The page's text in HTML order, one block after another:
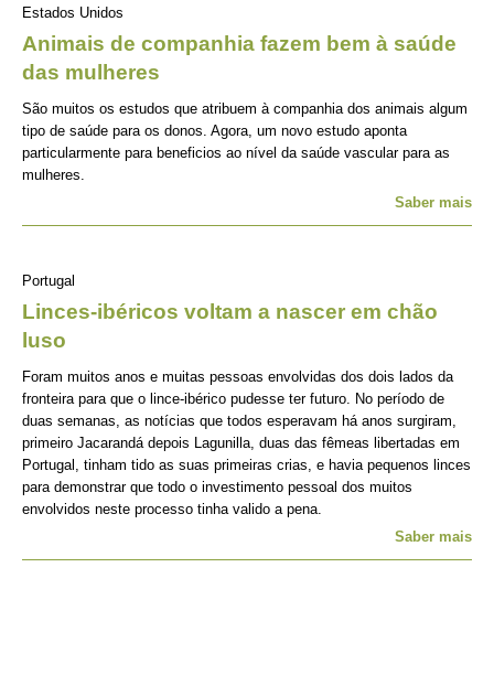
Estados Unidos
Animais de companhia fazem bem à saúde
das mulheres
São muitos os estudos que atribuem à companhia dos animais algum
tipo de saúde para os donos. Agora, um novo estudo aponta
particularmente para beneficios ao nível da saúde vascular para as
mulheres.
Saber mais
Portugal
Linces-ibéricos voltam a nascer em chão
luso
Foram muitos anos e muitas pessoas envolvidas dos dois lados da
fronteira para que o lince-ibérico pudesse ter futuro. No período de
duas semanas, as notícias que todos esperavam há anos surgiram,
primeiro Jacarandá depois Lagunilla, duas das fêmeas libertadas em
Portugal, tinham tido as suas primeiras crias, e havia pequenos linces
para demonstrar que todo o investimento pessoal dos muitos
envolvidos neste processo tinha valido a pena.
Saber mais